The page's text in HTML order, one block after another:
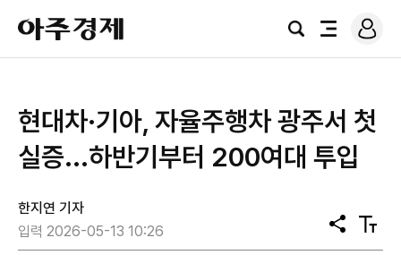
아
주
경
검
전
로
그
현대차·기아, 자율주행차 광주서 첫
실증...하반기부터 200여대 투입
한지연 기자
입력 2026-05-13 10:26
공
유
텍
스